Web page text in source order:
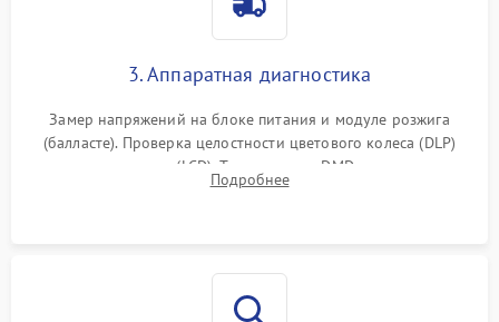
3. Аппаратная диагностика
Замер напряжений на блоке питания и модуле розжига
(балласте). Проверка целостности цветового колеса (DLP)
или поляризаторов (LCD). Тестирование DMD-чипа, датчиков
температуры и оптопар с помощью мультиметра и
Подробнее